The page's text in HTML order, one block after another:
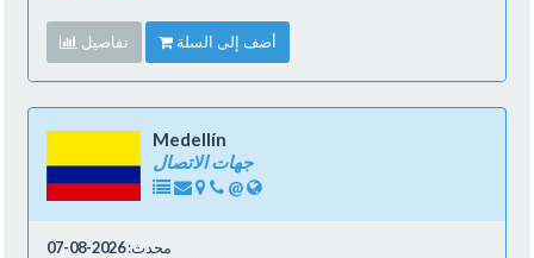
تفاصيل أضف إلى السلة
Medellín
جهات الاتصال
@
محدث:2026-08-07